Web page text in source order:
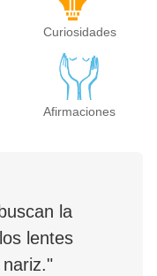
Curiosidades
Afirmaciones
la
lentes